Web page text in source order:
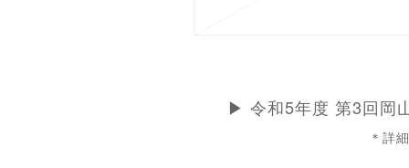
▶︎ 令和5年度 第3回岡
＊詳